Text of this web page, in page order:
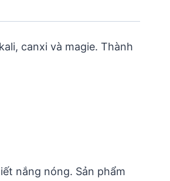
canxi và magie. Thành
nắng nóng. Sản phẩm